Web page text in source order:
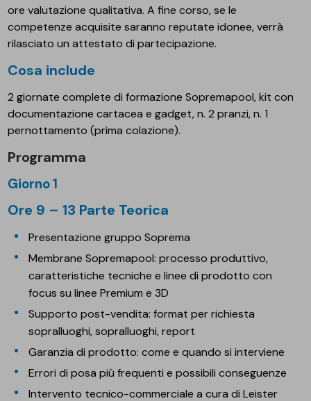
ore valutazione qualitativa. A fine corso, se le
competenze acquisite saranno reputate idonee, verrà
rilasciato un attestato di partecipazione.
Cosa include
2 giornate complete di formazione Sopremapool, kit con
documentazione cartacea e gadget, n. 2 pranzi, n. 1
pernottamento (prima colazione).
Programma
Giorno 1
Ore 9 – 13 Parte Teorica
Presentazione gruppo Soprema
Membrane Sopremapool: processo produttivo,
caratteristiche tecniche e linee di prodotto con
focus su linee Premium e 3D
Supporto post-vendita: format per richiesta
sopralluoghi, sopralluoghi, report
Garanzia di prodotto: come e quando si interviene
Errori di posa più frequenti e possibili conseguenze
Intervento tecnico-commerciale a cura di Leister